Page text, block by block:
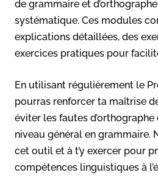
de grammaire et
systématique. Ces modules
explications détaillées, des
exercices pratiques pour
En utilisant régulièrement le
pourras renforcer ta maîtrise
éviter les fautes
niveau général en grammaire.
cet outil et à t’y exercer pour
compétences linguistiques à